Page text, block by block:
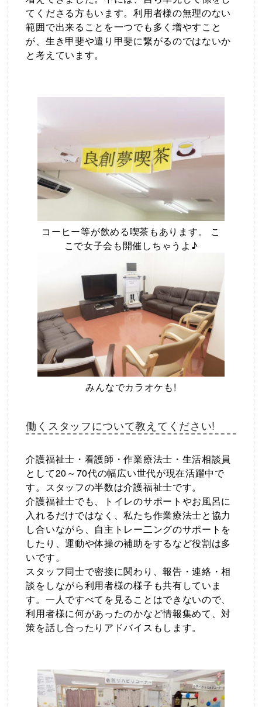
てくださる方もいます。利用者様の無理のない
範囲で出来ることを一つでも多く増やすこと
が、生き甲斐や遣り甲斐に繋がるのではないか
と考えています。
コーヒー等が飲める喫茶もあります。 こ
こで女子会も開催しちゃうよ♪
みんなでカラオケも!
働くスタッフについて教えてください!
介護福祉士・看護師・作業療法士・生活相談員
として20～70代の幅広い世代が現在活躍中で
す。スタッフの半数は介護福祉士です。
介護福祉士でも、トイレのサポートやお風呂に
入れるだけではなく、私たち作業療法士と協力
し合いながら、自主トレー二ングのサポートを
したり、運動や体操の補助をするなど役割は多
いです。
スタッフ同士で密接に関わり、報告・連絡・相
談をしながら利用者様の様子も共有していま
す。一人ですべてを見ることはできないので、
利用者様に何があったのかなど情報集めて、対
策を話し合ったりアドバイスもします。